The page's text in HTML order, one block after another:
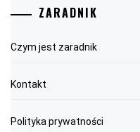
ZARADNIK
Czym jest zaradnik
Kontakt
Polityka prywatności